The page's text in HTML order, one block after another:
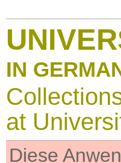
IN
at
Diese